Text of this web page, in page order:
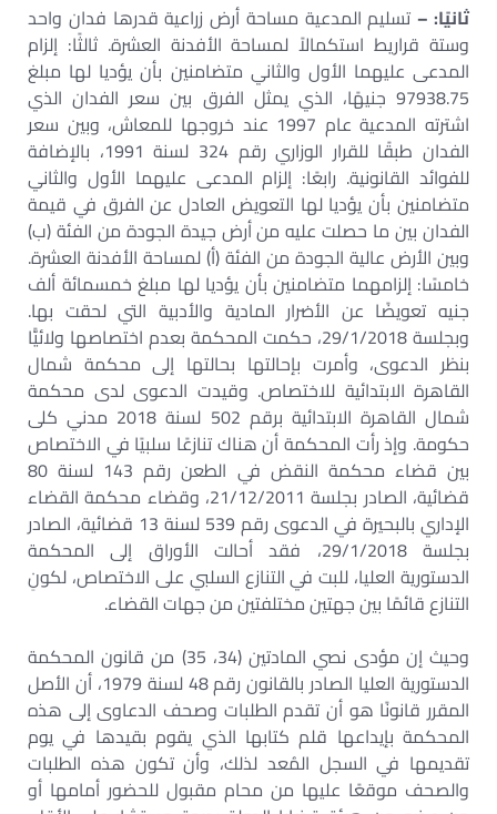
ثانيًا: –تسليم المدعية مساحة أرض زراعية قدرها فدان واحد
وستة قراريط استكمالاً لمساحة الأفدنة العشرة. ثالثًا: إلزام
المدعى عليهما الأول والثاني متضامنين بأن يؤديا لها مبلغ
97938.75 جنيهًا، الذي يمثل الفرق بين سعر الفدان الذي
اشترته المدعية عام 1997 عند خروجها للمعاش، وبين سعر
الفدان طبقًا للقرار الوزاري رقم 324 لسنة 1991، بالإضافة
للفوائد القانونية. رابعًا: إلزام المدعى عليهما الأول والثاني
متضامنين بأن يؤديا لها التعويض العادل عن الفرق في قيمة
الفدان بين ما حصلت عليه من أرض جيدة الجودة من الفئة (ب)
وبين الأرض عالية الجودة من الفئة (أ) لمساحة الأفدنة العشرة.
خامسًا: إلزامهما متضامنين بأن يؤديا لها مبلغ خمسمائة ألف
جنيه تعويضًا عن الأضرار المادية والأدبية التي لحقت بها.
وبجلسة 29/1/2018، حكمت المحكمة بعدم اختصاصها ولائيًّا
بنظر الدعوى، وأمرت بإحالتها بحالتها إلى محكمة شمال
القاهرة الابتدائية للاختصاص. وقيدت الدعوى لدى محكمة
شمال القاهرة الابتدائية برقم 502 لسنة 2018 مدني كلى
حكومة. وإذ رأت المحكمة أن هناك تنازعًا سلبيًا في الاختصاص
بين قضاء محكمة النقض في الطعن رقم 143 لسنة 80
قضائية، الصادر بجلسة 21/12/2011، وقضاء محكمة القضاء
الإداري بالبحيرة في الدعوى رقم 539 لسنة 13 قضائية، الصادر
بجلسة 29/1/2018، فقد أحالت الأوراق إلى المحكمة
الدستورية العليا، للبت في التنازع السلبي على الاختصاص، لكونِ
التنازع قائمًا بين جهتين مختلفتين من جهات القضاء.
وحيث إن مؤدى نصي المادتين (34، 35) من قانون المحكمة
الدستورية العليا الصادر بالقانون رقم 48 لسنة 1979، أن الأصل
المقرر قانونًا هو أن تقدم الطلبات وصحف الدعاوى إلى هذه
المحكمة بإيداعها قلم كتابها الذي يقوم بقيدها في يوم
تقديمها في السجل المُعد لذلك، وأن تكون هذه الطلبات
والصحف موقعًا عليها من محام مقبول للحضور أمامها أو